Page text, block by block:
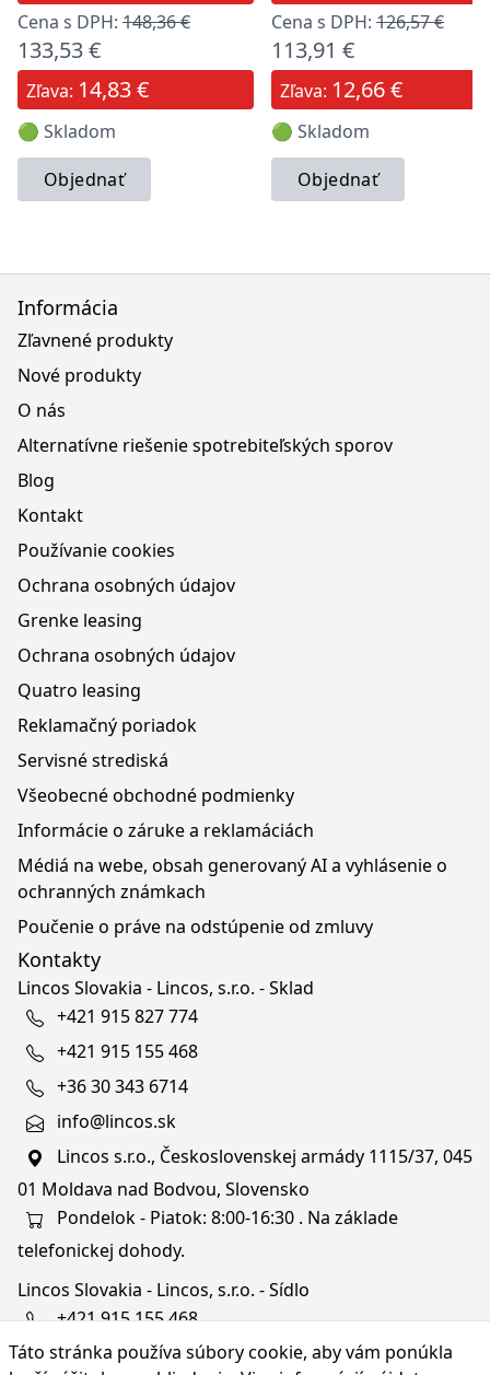
Cena s DPH: 148,36 €
133,53 €
Zľava: 14,83 €
🟢 Skladom
Objednať
Cena s DPH: 126,57 €
113,91 €
Zľava: 12,66 €
🟢 Skladom
Objednať
Táto stránka používa súbory cookie, aby vám ponúkla
Informácia
Zľavnené produkty
Nové produkty
O nás
Alternatívne riešenie spotrebiteľských sporov
Blog
Kontakt
Používanie cookies
Ochrana osobných údajov
Grenke leasing
Ochrana osobných údajov
Quatro leasing
Reklamačný poriadok
Servisné strediská
Všeobecné obchodné podmienky
Informácie o záruke a reklamáciách
Médiá na webe, obsah generovaný AI a vyhlásenie o
ochranných známkach
Poučenie o práve na odstúpenie od zmluvy
Kontakty
Lincos Slovakia - Lincos, s.r.o. - Sklad
+421 915 827 774
+421 915 155 468
+36 30 343 6714
info@lincos.sk
Lincos s.r.o., Československej armády 1115/37, 045
01 Moldava nad Bodvou, Slovensko
Pondelok - Piatok: 8:00-16:30 . Na základe
telefonickej dohody.
Lincos Slovakia - Lincos, s.r.o. - Sídlo
+421 915 155 468
+36/30 343 6714